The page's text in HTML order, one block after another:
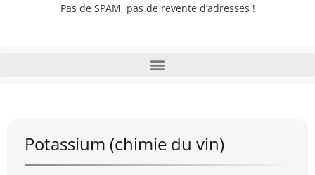
Pas de SPAM, pas de revente d’adresses !
Potassium (chimie du vin)